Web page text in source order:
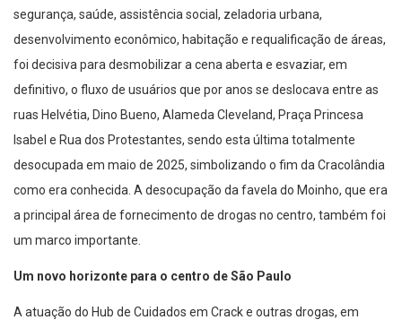
segurança, saúde, assistência social, zeladoria urbana,
desenvolvimento econômico, habitação e requalificação de áreas,
foi decisiva para desmobilizar a cena aberta e esvaziar, em
definitivo, o fluxo de usuários que por anos se deslocava entre as
ruas Helvétia, Dino Bueno, Alameda Cleveland, Praça Princesa
Isabel e Rua dos Protestantes, sendo esta última totalmente
desocupada em maio de 2025, simbolizando o fim da Cracolândia
como era conhecida. A desocupação da favela do Moinho, que era
a principal área de fornecimento de drogas no centro, também foi
um marco importante.
Um novo horizonte para o centro de São Paulo
A atuação do Hub de Cuidados em Crack e outras drogas, em